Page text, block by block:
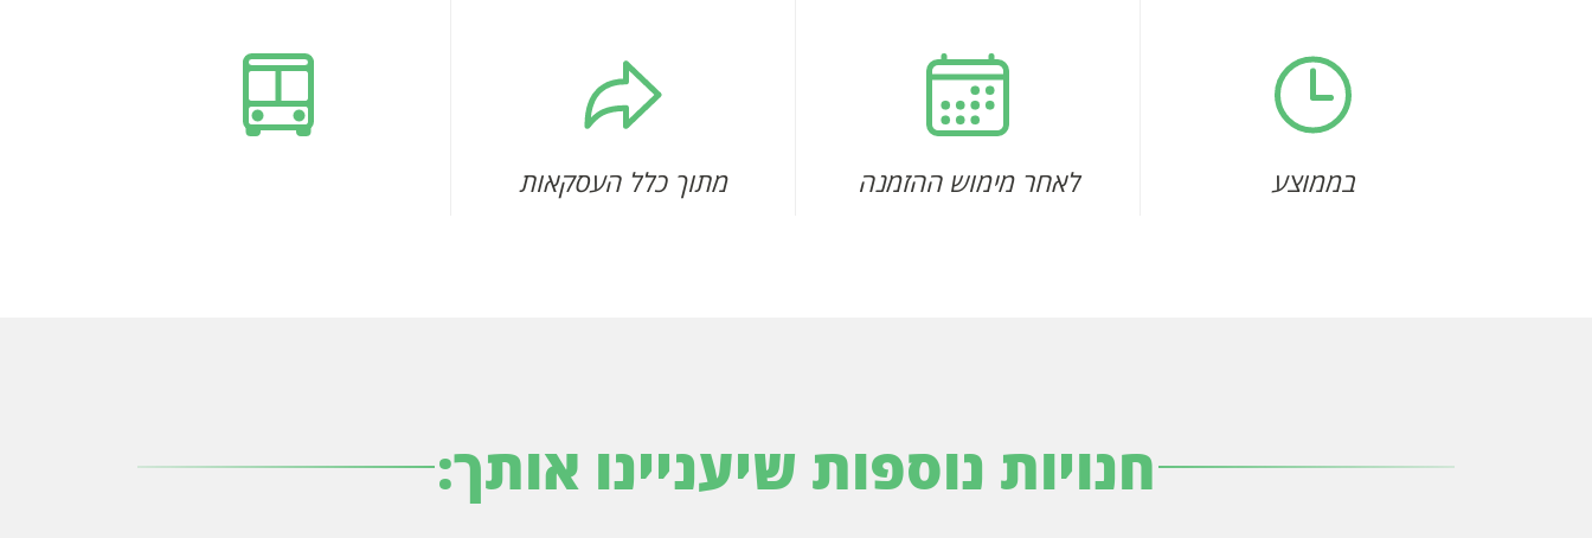
בממוצע לאחר מימוש ההזמנה מתוך כלל העסקאות
חנויות נוספות שיעניינו אותך: